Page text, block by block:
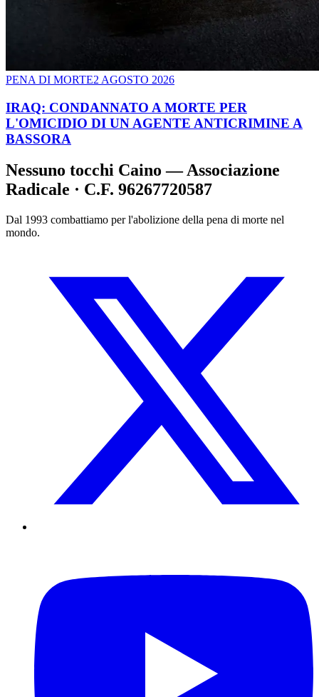
PENA DI MORTE2 AGOSTO 2026
IRAQ: CONDANNATO A MORTE PER
L'OMICIDIO DI UN AGENTE ANTICRIMINE A
BASSORA
Nessuno tocchi Caino — Associazione
Radicale · C.F. 96267720587
Dal 1993 combattiamo per l'abolizione della pena di morte nel
mondo.